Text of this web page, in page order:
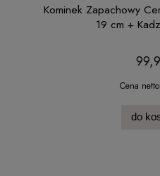
Kominek Zapachowy
19 cm +
Cena
do